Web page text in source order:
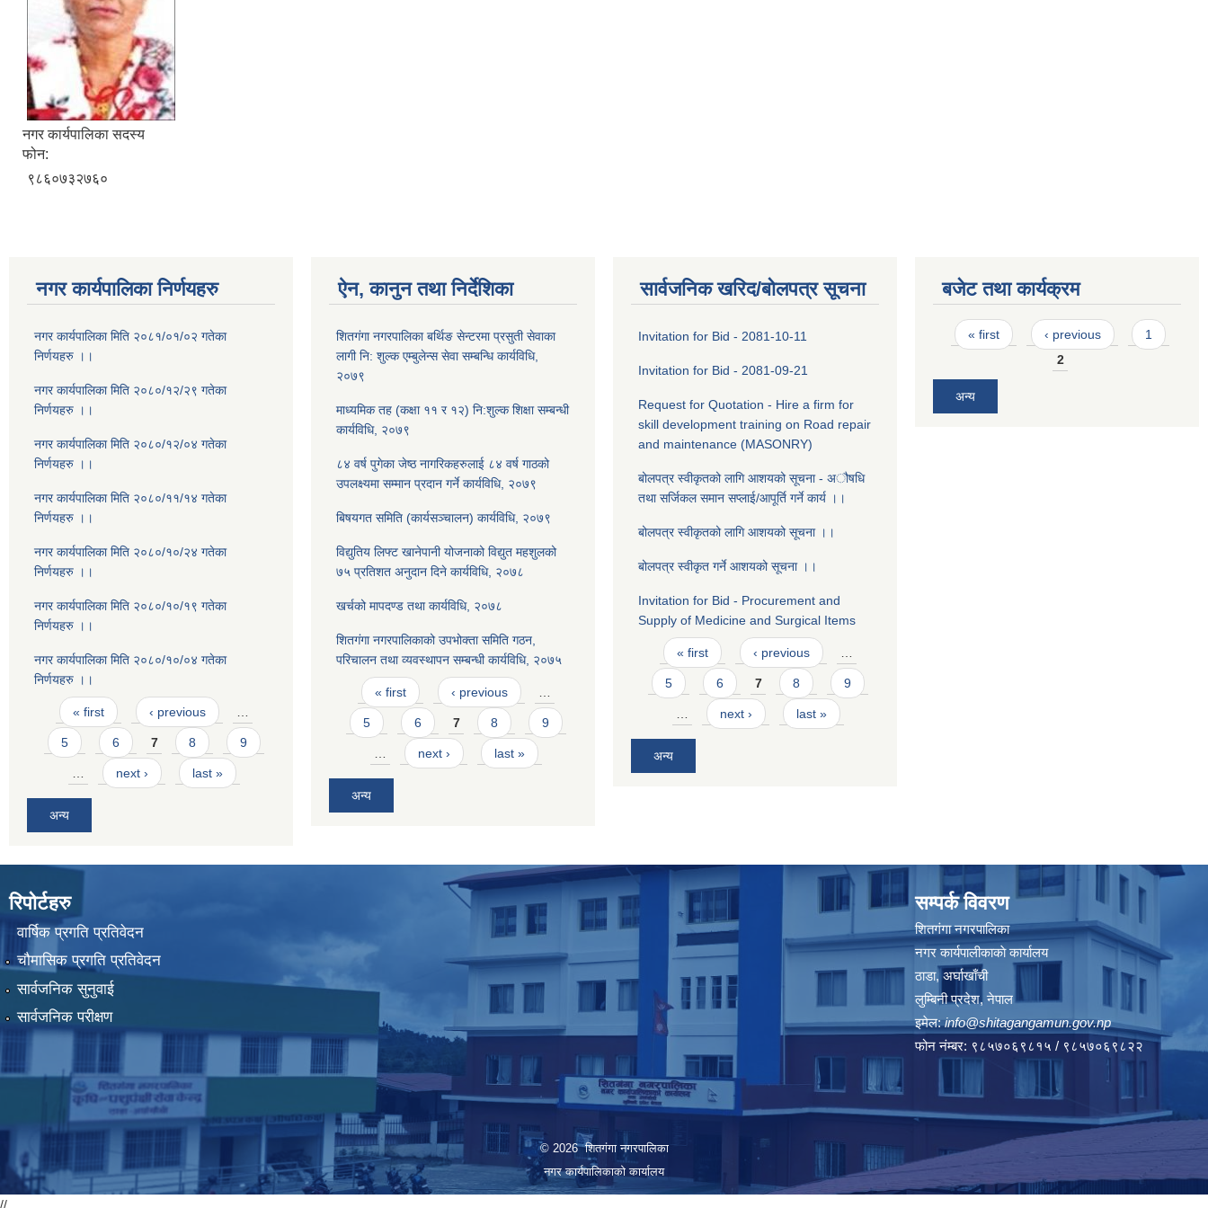
नगर कार्यपालिका सदस्य
फोन:
९८६०७३२७६०
नगर कार्यपालिका निर्णयहरु
नगर कार्यपालिका मिति २०८१/०१/०२ गतेका
निर्णयहरु ।।
नगर कार्यपालिका मिति २०८०/१२/२९ गतेका
निर्णयहरु ।।
नगर कार्यपालिका मिति २०८०/१२/०४ गतेका
निर्णयहरु ।।
नगर कार्यपालिका मिति २०८०/११/१४ गतेका
निर्णयहरु ।।
नगर कार्यपालिका मिति २०८०/१०/२४ गतेका
निर्णयहरु ।।
नगर कार्यपालिका मिति २०८०/१०/१९ गतेका
निर्णयहरु ।।
नगर कार्यपालिका मिति २०८०/१०/०४ गतेका
निर्णयहरु ।।
Pages
« first ‹ previous
5 6 7 8 9
next › last »
अन्य
ऐन, कानुन तथा निर्देशिका
शितगंगा नगरपालिका बर्थिङ सेन्टरमा प्रसुती सेवाका
लागी नि: शुल्क एम्बुलेन्स सेवा सम्बन्धि कार्यविधि,
२०७९
माध्यमिक तह (कक्षा ११ र १२) नि:शुल्क शिक्षा सम्बन्धी
कार्यविधि, २०७९
८४ वर्ष पुगेका जेष्ठ नागरिकहरुलाई ८४ वर्ष गाठको
उपलक्ष्यमा सम्मान प्रदान गर्ने कार्यविधि, २०७९
बिषयगत समिति (कार्यसञ्चालन) कार्यविधि, २०७९
विद्युतिय लिफ्ट खानेपानी योजनाको विद्युत महशुलको
७५ प्रतिशत अनुदान दिने कार्यविधि, २०७८
खर्चको मापदण्ड तथा कार्यविधि, २०७८
शितगंगा नगरपालिकाको उपभोक्ता समिति गठन,
परिचालन तथा व्यवस्थापन सम्बन्धी कार्यविधि, २०७५
Pages
« first ‹ previous
5 6 7 8 9
next › last »
अन्य
सार्वजनिक खरिद/बोलपत्र सूचना
Invitation for Bid - 2081-10-11
Invitation for Bid - 2081-09-21
Request for Quotation - Hire a firm for
skill development training on Road repair
and maintenance (MASONRY)
बोलपत्र स्वीकृतको लागि आशयको सूचना - ‌अौषधि
तथा सर्जिकल समान सप्लाई/आपूर्ति गर्ने कार्य ।।
बोलपत्र स्वीकृतको लागि आशयको सूचना ।।
बोलपत्र स्वीकृत गर्ने आशयको सूचना ।।
Invitation for Bid - Procurement and
Supply of Medicine and Surgical Items
Pages
« first ‹ previous
5 6 7 8 9
next › last »
अन्य
बजेट तथा कार्यक्रम
Pages
« first ‹ previous
1
2
अन्य
रिपोर्टहरु
वार्षिक प्रगति प्रतिवेदन
चौमासिक प्रगति प्रतिवेदन
सार्वजनिक सुनुवाई
सार्वजनिक परीक्षण
सम्पर्क विवरण
शितगंगा नगरपालिका
नगर कार्यपालीकाकाे कार्यालय
ठाडा, अर्घाखाँची
लुम्बिनी प्रदेश, नेपाल
इमेल:info@shitagangamun.gov.np
फोन नंम्बर: ९८५७०६९८१५ / ९८५७०६९८२२
© 2026 शितगंगा नगरपालिका
नगर कार्यपालिकाकाे कार्यालय
//